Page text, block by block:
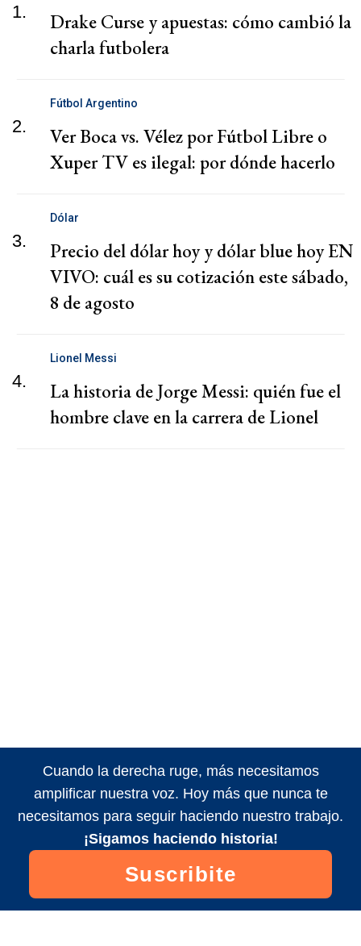
1.
Drake Curse y apuestas: cómo cambió la
charla futbolera
2.
Fútbol Argentino
Ver Boca vs. Vélez por Fútbol Libre o
Xuper TV es ilegal: por dónde hacerlo
3.
Dólar
Precio del dólar hoy y dólar blue hoy EN
VIVO: cuál es su cotización este sábado,
8 de agosto
4.
Lionel Messi
La historia de Jorge Messi: quién fue el
hombre clave en la carrera de Lionel
Cuando la derecha ruge, más necesitamos
amplificar nuestra voz. Hoy más que nunca te
necesitamos para seguir haciendo nuestro trabajo.
¡Sigamos haciendo historia!
Suscribite